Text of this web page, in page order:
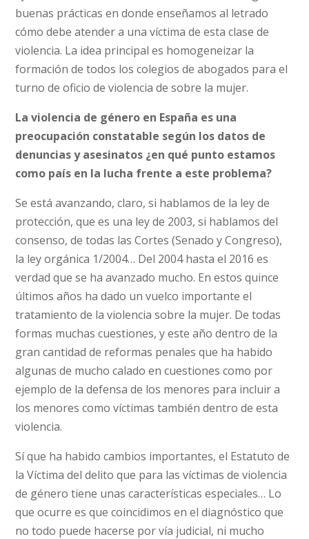
buenas prácticas en donde enseñamos al letrado
cómo debe atender a una víctima de esta clase de
violencia. La idea principal es homogeneizar la
formación de todos los colegios de abogados para el
turno de oficio de violencia de sobre la mujer.
La violencia de género en España es una
preocupación constatable según los datos de
denuncias y asesinatos ¿en qué punto estamos
como país en la lucha frente a este problema?
Se está avanzando, claro, si hablamos de la ley de
protección, que es una ley de 2003, si hablamos del
consenso, de todas las Cortes (Senado y Congreso),
la ley orgánica 1/2004… Del 2004 hasta el 2016 es
verdad que se ha avanzado mucho. En estos quince
últimos años ha dado un vuelco importante el
tratamiento de la violencia sobre la mujer. De todas
formas muchas cuestiones, y este año dentro de la
gran cantidad de reformas penales que ha habido
algunas de mucho calado en cuestiones como por
ejemplo de la defensa de los menores para incluir a
los menores como víctimas también dentro de esta
violencia.
Sí que ha habido cambios importantes, el Estatuto de
la Víctima del delito que para las víctimas de violencia
de género tiene unas características especiales… Lo
que ocurre es que coincidimos en el diagnóstico que
no todo puede hacerse por vía judicial, ni mucho